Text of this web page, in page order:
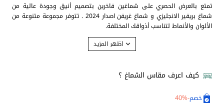
تمتع بالعرض الحصري على شماغين فاخرين بتصميم أنيق وجودة عالية من
شماغ بريفير الانجليزي و شماغ غريفن اصدار 2024 . تتوفر مجموعة متنوعة من
الألوان والأنماط لتناسب أذواقك المختلفة.
شماغ بريفير احمر كلاسيك انجليزي 2024
الشماغ الثاني
كيف اعرف مقاس الشماغ ؟
خصم-40%